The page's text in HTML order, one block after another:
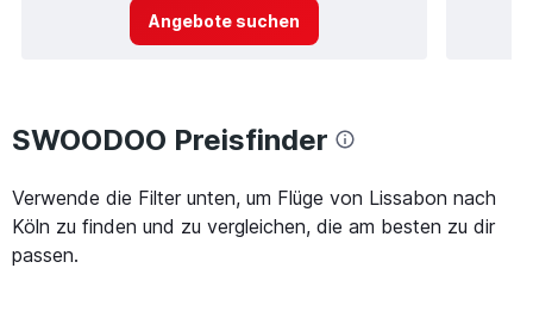
Angebote suchen
SWOODOO Preisfinder
Verwende die Filter unten, um Flüge von Lissabon nach
Köln zu finden und zu vergleichen, die am besten zu dir
passen.